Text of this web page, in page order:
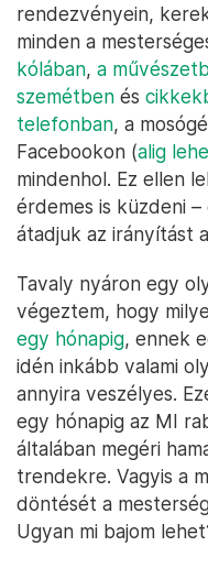
rendezvényein,
minden a
kólában, a
szemétben és
telefonban, a
Facebookon (alig
mindenhol. Ez ellen
érdemes is küzdeni
átadjuk az irányítást
Tavaly nyáron egy
végeztem, hogy
egy hónapig, ennek
idén inkább valami
annyira veszélyes.
egy hónapig az MI
általában megéri
trendekre. Vagyis a
döntését a
Ugyan mi bajom